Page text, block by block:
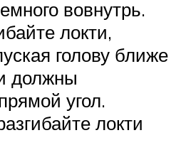
вовнутрь.
локти,
голову ближе
должны
угол.
локти